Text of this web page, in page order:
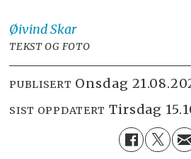
ØivindSkar
TEKST OG FOTO
PUBLISERT onsdag
SIST OPPDATERT tirsdag